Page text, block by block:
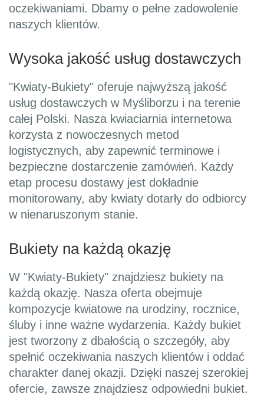
oczekiwaniami. Dbamy o pełne zadowolenie
naszych klientów.
Wysoka jakość usług dostawczych
"Kwiaty-Bukiety" oferuje najwyższą jakość
usług dostawczych w Myśliborzu i na terenie
całej Polski. Nasza kwiaciarnia internetowa
korzysta z nowoczesnych metod
logistycznych, aby zapewnić terminowe i
bezpieczne dostarczenie zamówień. Każdy
etap procesu dostawy jest dokładnie
monitorowany, aby kwiaty dotarły do odbiorcy
w nienaruszonym stanie.
Bukiety na każdą okazję
W "Kwiaty-Bukiety" znajdziesz bukiety na
każdą okazję. Nasza oferta obejmuje
kompozycje kwiatowe na urodziny, rocznice,
śluby i inne ważne wydarzenia. Każdy bukiet
jest tworzony z dbałością o szczegóły, aby
spełnić oczekiwania naszych klientów i oddać
charakter danej okazji. Dzięki naszej szerokiej
ofercie, zawsze znajdziesz odpowiedni bukiet.